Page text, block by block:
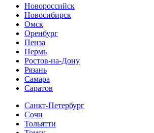
Новороссийск
Новосибирск
Омск
Оренбург
Пенза
Пермь
Ростов-на-Дону
Рязань
Самара
Cаратов
Санкт-Петербург
Сочи
Тольятти